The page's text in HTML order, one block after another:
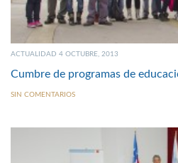
ACTUALIDAD 4 OCTUBRE, 2013
Cumbre de programas de
SIN COMENTARIOS